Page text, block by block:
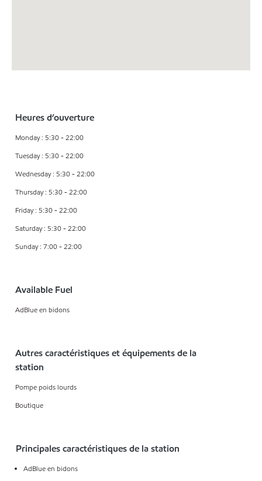
Heures d’ouverture
Monday : 5:30 - 22:00
Tuesday : 5:30 - 22:00
Wednesday : 5:30 - 22:00
Thursday : 5:30 - 22:00
Friday : 5:30 - 22:00
Saturday : 5:30 - 22:00
Sunday : 7:00 - 22:00
Available Fuel
AdBlue en bidons
Autres caractéristiques et équipements de la
station
Pompe poids lourds
Boutique
Principales caractéristiques de la station
AdBlue en bidons